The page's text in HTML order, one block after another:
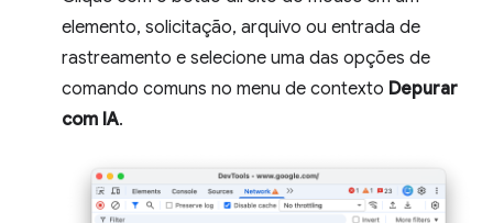
elemento, solicitação, arquivo ou entrada de
rastreamento e selecione uma das opções de
comando comuns no menu de contexto Depurar
com IA.